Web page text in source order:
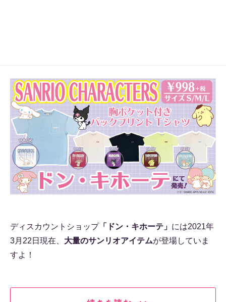
ディスカウントショップ「ドン・キホーテ」 には2021年
3月22日現在、 大量のサンリオアイテムが登場していま
すよ！